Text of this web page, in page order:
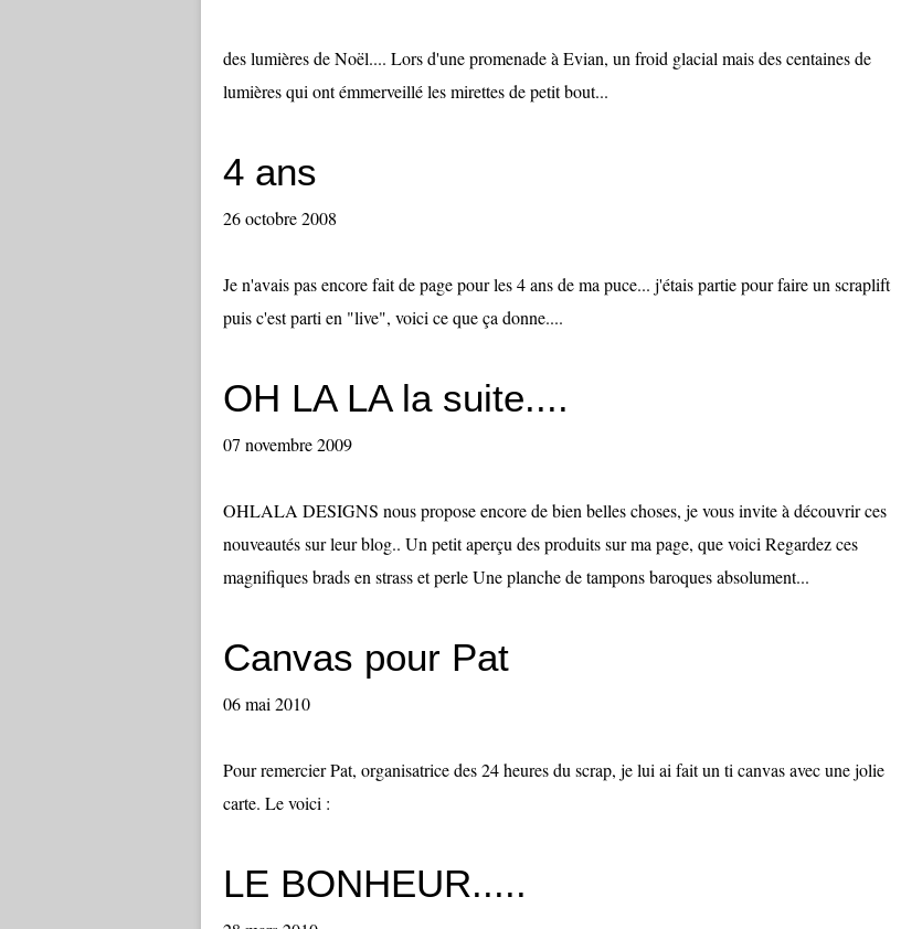
des lumières de Noël.... Lors d'une promenade à Evian, un froid glacial mais des centaines de
lumières qui ont émmerveillé les mirettes de petit bout...
4 ans
26 octobre 2008
Je n'avais pas encore fait de page pour les 4 ans de ma puce... j'étais partie pour faire un scraplift
puis c'est parti en "live", voici ce que ça donne....
OH LA LA la suite....
07 novembre 2009
OHLALA DESIGNS nous propose encore de bien belles choses, je vous invite à découvrir ces
nouveautés sur leur blog.. Un petit aperçu des produits sur ma page, que voici Regardez ces
magnifiques brads en strass et perle Une planche de tampons baroques absolument...
Canvas pour Pat
06 mai 2010
Pour remercier Pat, organisatrice des 24 heures du scrap, je lui ai fait un ti canvas avec une jolie
carte. Le voici :
LE BONHEUR.....